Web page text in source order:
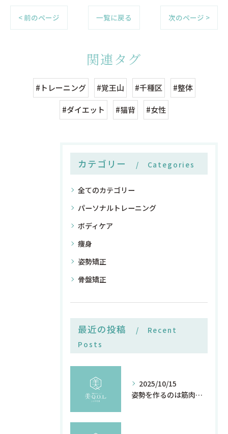
< 前のページ 一覧に戻る 次のページ >
関連タグ
#トレーニング #覚王山 #千種区 #整体
#ダイエット #猫背 #女性
カテゴリー Categories
全てのカテゴリー
パーソナルトレーニング
ボディケア
痩身
姿勢矯正
骨盤矯正
最近の投稿
Recent
Posts
2025/10/15
姿勢を作るのは筋肉の前に感覚神経 名古屋/覚王山